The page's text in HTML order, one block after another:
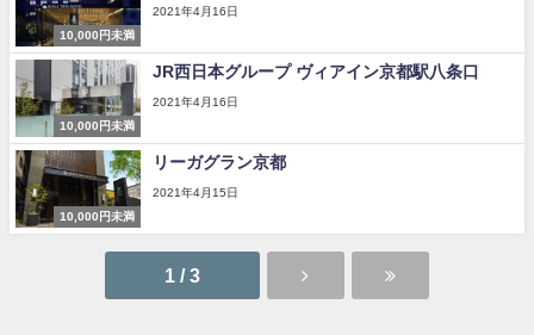
10,000円未満
2021年4月16日
10,000円未満
JR西日本グループ ヴィアイン京都駅八条口
2021年4月16日
10,000円未満
リーガグラン京都
2021年4月15日
1 / 3